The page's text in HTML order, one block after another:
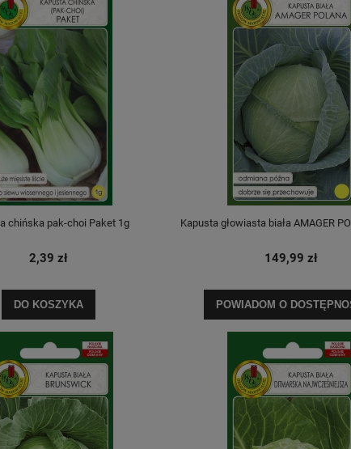
chińska pak-choi Paket 1g
2,39 zł
DO KOSZYKA
Kapusta głowiasta biała AMAGER
149,99 zł
POWIADOM O